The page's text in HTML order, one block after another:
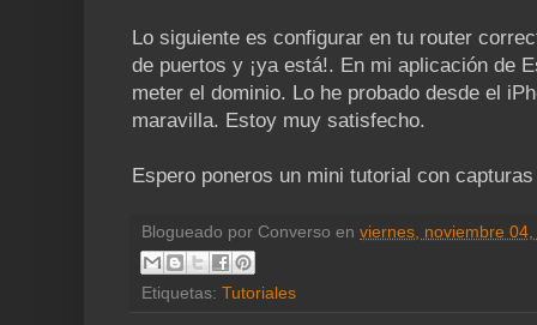
Lo siguiente es configurar en tu router
de puertos y ¡ya está!. En mi aplicación de
meter el dominio. Lo he probado desde el
maravilla. Estoy muy satisfecho.
Espero poneros un mini tutorial con
Blogueado por Converso en viernes, noviembre 04,
Etiquetas: Tutoriales